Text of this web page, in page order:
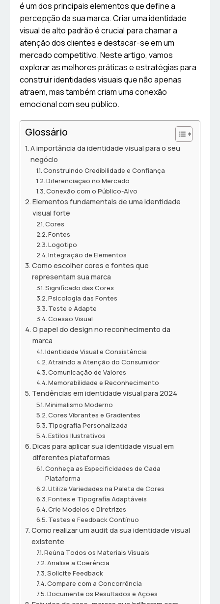
é um dos principais elementos que define a
percepção da sua marca. Criar uma identidade
visual de alto padrão é crucial para chamar a
atenção dos clientes e destacar-se em um
mercado competitivo. Neste artigo, vamos
explorar as melhores práticas e estratégias para
construir identidades visuais que não apenas
atraem, mas também criam uma conexão
emocional com seu público.
Glossário
A importância da identidade visual para o seu
negócio
Construindo Credibilidade e Confiança
Diferenciação no Mercado
Conexão com o Público-Alvo
Elementos fundamentais de uma identidade
visual forte
Cores
Fontes
Logotipo
Integração de Elementos
Como escolher cores e fontes que
representam sua marca
Significado das Cores
Psicologia das Fontes
Teste e Adapte
Coesão Visual
O papel do design no reconhecimento da
marca
Identidade Visual e Consistência
Atraindo a Atenção do Consumidor
Comunicação de Valores
Memorabilidade e Reconhecimento
Tendências em identidade visual para 2024
Minimalismo Moderno
Cores Vibrantes e Gradientes
Tipografia Personalizada
Estilos Ilustrativos
Dicas para aplicar sua identidade visual em
diferentes plataformas
Conheça as Especificidades de Cada
Plataforma
Utilize Variedades na Paleta de Cores
Fontes e Tipografia Adaptáveis
Crie Modelos e Diretrizes
Testes e Feedback Contínuo
Como realizar um audit da sua identidade visual
existente
Reúna Todos os Materiais Visuais
Analise a Coerência
Solicite Feedback
Compare com a Concorrência
Documente os Resultados e Ações